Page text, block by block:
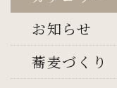
お知らせ
蕎麦づくり